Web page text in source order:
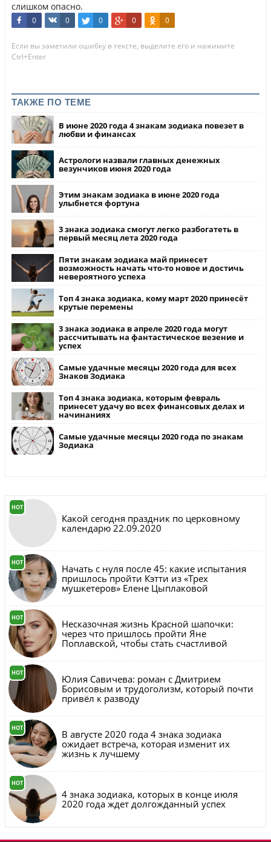
слишком опасно.
0 0 0 0 0
Если вы заметили ошибку в тексте, выделите его и нажимите
Ctrl+Enter
ТАКЖЕ ПО ТЕМЕ
В июне 2020 года 4 знакам зодиака повезет в
любви и финансах
Астрологи назвали главных денежных
везунчиков июня 2020 года
Этим знакам зодиака в июне 2020 года
улыбнется фортуна
3 знака зодиака смогут легко разбогатеть в
первый месяц лета 2020 года
Пяти знакам зодиака май принесет
возможность начать что-то новое и достичь
невероятного успеха
Топ 4 знака зодиака, кому март 2020 принесёт
крутые перемены
3 знака зодиака в апреле 2020 года могут
рассчитывать на фантастическое везение и
успех
Самые удачные месяцы 2020 года для всех
Знаков Зодиака
Топ 4 знака зодиака, которым февраль
принесет удачу во всех финансовых делах и
начинаниях
Самые удачные месяцы 2020 года по знакам
Зодиака
HOT
Какой сегодня праздник по церковному
календарю 22.09.2020
HOT
Начать с нуля после 45: какие испытания
пришлось пройти Кэтти из «Трех
мушкетеров» Елене Цыплаковой
HOT
Несказочная жизнь Красной шапочки:
через что пришлось пройти Яне
Поплавской, чтобы стать счастливой
HOT
Юлия Савичева: роман с Дмитрием
Борисовым и трудоголизм, который почти
привёл к разводу
HOT
В августе 2020 года 4 знака зодиака
ожидает встреча, которая изменит их
жизнь к лучшему
HOT
4 знака зодиака, которых в конце июля
2020 года ждет долгожданный успех